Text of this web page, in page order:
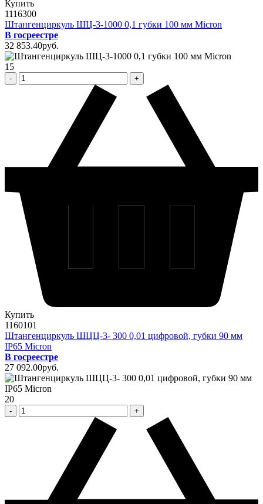
Купить
1116300
Штангенциркуль ШЦ-3-1000 0,1 губки 100 мм Micron
В госреестре
32 853.40pуб.
15
Купить
1160101
Штангенциркуль ШЦЦ-3- 300 0,01 цифровой, губки 90 мм
IP65 Micron
В госреестре
27 092.00pуб.
20